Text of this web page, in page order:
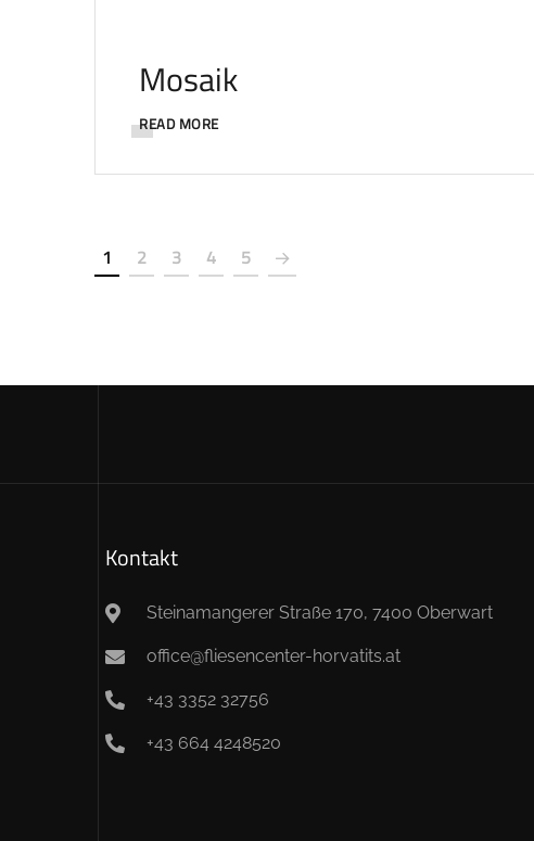
Mosaik
READ MORE
1 2 3 4 5
Kontakt
Steinamangerer Straße 170, 7400 Oberwart
office@fliesencenter-horvatits.at
+43 3352 32756
+43 664 4248520